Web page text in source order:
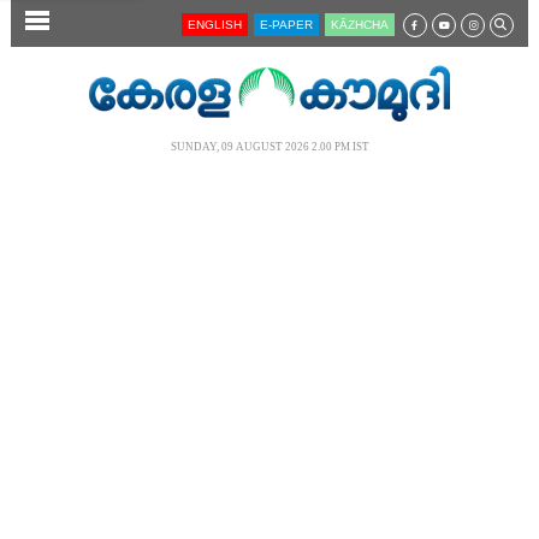
SECTIONS ENGLISH E-PAPER KĀZHCHA
SUNDAY, 09 AUGUST 2026 2.00 PM IST